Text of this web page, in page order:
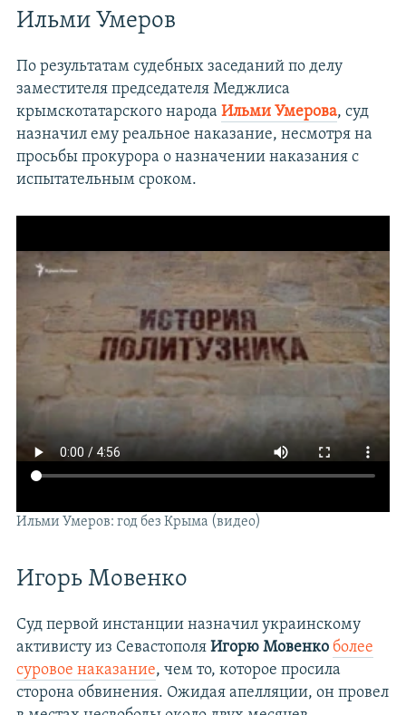
Ильми Умеров
По результатам судебных заседаний по делу
заместителя председателя Меджлиса
крымскотатарского народа Ильми Умерова, суд
назначил ему реальное наказание, несмотря на
просьбы прокурора о назначении наказания с
испытательным сроком.
Ильми Умеров: год без Крыма (видео)
Игорь Мовенко
Суд первой инстанции назначил украинскому
активисту из Севастополя Игорю Мовенко более
суровое наказание, чем то, которое просила
сторона обвинения. Ожидая апелляции, он провел